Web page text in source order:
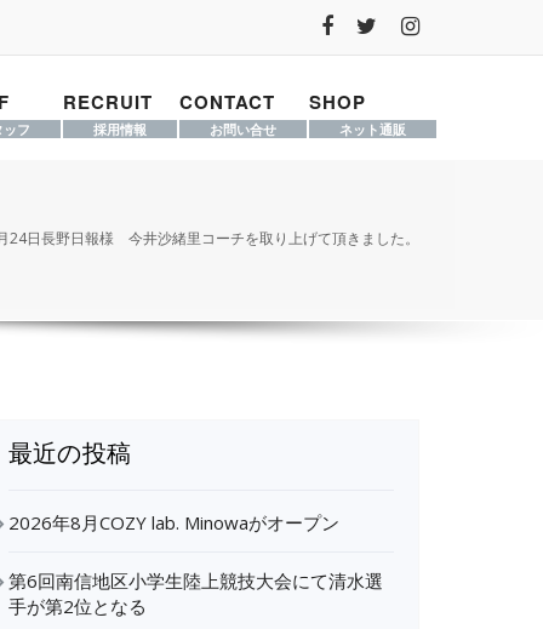
ッフ
RECRUIT
採用情報
CONTACT
お問い合せ
SHOP
ネット通販
24日長野日報様 今井沙緒里コーチを取り上げて頂きました。
最近の投稿
2026年8月COZY lab. Minowaがオープン
第6回南信地区小学生陸上競技大会にて清水選
手が第2位となる